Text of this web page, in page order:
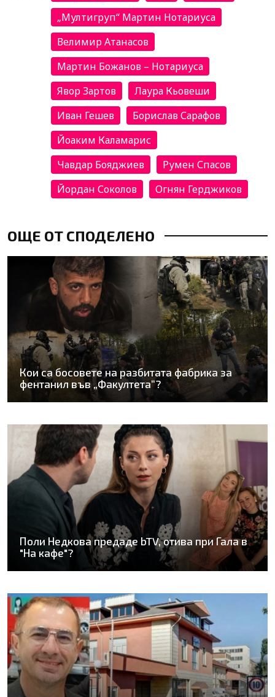
„Мултигруп“ Мартин Нотариуса
Велимир Атанасов
Мартин Божанов – Нотариуса
Явор Зартов
Лаура Кьовеши
Иван Гешев
Борислав Сарафов
Йоаким Каламарис
Чавдар Бояджиев
Румен Спасов
Йордан Соколов
Огнян Герджиков
ОЩЕ ОТ СПОДЕЛЕНО
Кои са босовете на разбитата фабрика за
фентанил във „Факултета“?
Поли Недкова предаде bTV, отива при Гала в
"На кафе"?